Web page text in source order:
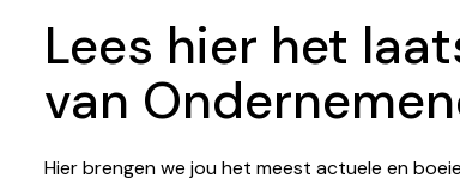
Lees hier het
van
Hier brengen we jou het meest actuele en